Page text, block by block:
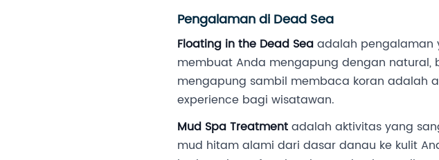
Pengalaman di Dead Sea
Floating in the Dead Seaadalah pengalaman
membuat Anda mengapung dengan natural,
mengapung sambil membaca koran adalah
experience bagi wisatawan.
Mud Spa Treatmentadalah aktivitas yang
mud hitam alami dari dasar danau ke kulit